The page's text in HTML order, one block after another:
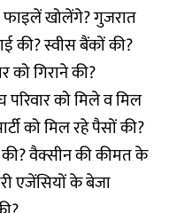
फाइलें खोलेंगे? गुजरात
की? स्वीस बैंकों की?
को गिराने की?
परिवार को मिले व मिल
को मिल रहे पैसों की?
की? वैक्सीन की कीमत के
एजेंसियों के बेजा